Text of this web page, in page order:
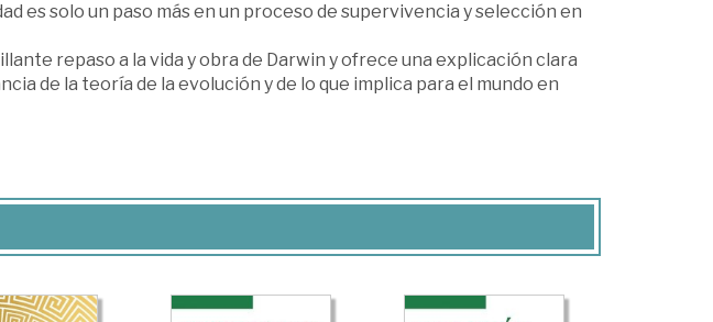
es solo un paso más en un proceso de supervivencia y selección en
repaso a la vida y obra de Darwin y ofrece una explicación clara
de la teoría de la evolución y de lo que implica para el mundo en